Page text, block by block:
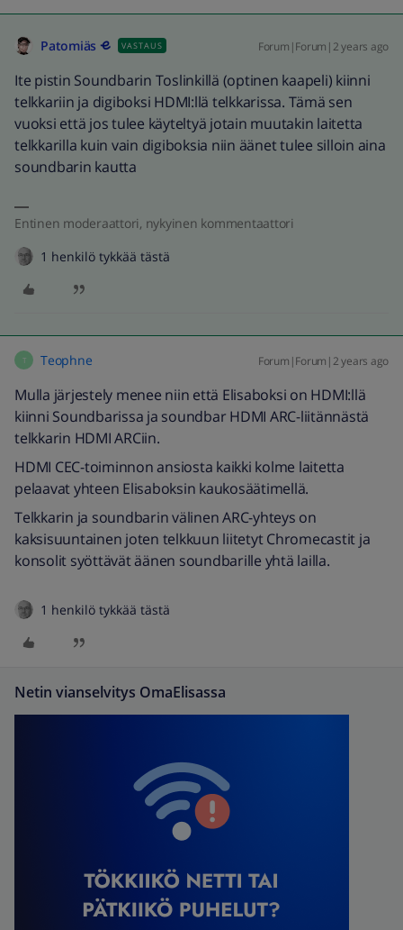
Patomiäs VASTAUS Forum|Forum|2 years ago
Ite pistin Soundbarin Toslinkillä (optinen kaapeli) kiinni
telkkariin ja digiboksi HDMI:llä telkkarissa. Tämä sen
vuoksi että jos tulee käyteltyä jotain muutakin laitetta
telkkarilla kuin vain digiboksia niin äänet tulee silloin aina
soundbarin kautta
Entinen moderaattori, nykyinen kommentaattori
1 henkilö tykkää tästä
T Teophne Forum|Forum|2 years ago
Mulla järjestely menee niin että Elisaboksi on HDMI:llä
kiinni Soundbarissa ja soundbar HDMI ARC-liitännästä
telkkarin HDMI ARCiin.
HDMI CEC-toiminnon ansiosta kaikki kolme laitetta
pelaavat yhteen Elisaboksin kaukosäätimellä.
Telkkarin ja soundbarin välinen ARC-yhteys on
kaksisuuntainen joten telkkuun liitetyt Chromecastit ja
konsolit syöttävät äänen soundbarille yhtä lailla.
1 henkilö tykkää tästä
Netin vianselvitys OmaElisassa